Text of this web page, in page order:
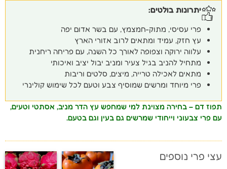
יתרונות בולטים:
פרי עסיסי, מתוק-חמצמץ, עם בשר אדום יפה
עץ חזק, עמיד ומתאים לרוב אזורי הארץ
עלווה ירוקה וצפופה לאורך כל השנה, עם פריחה ריחנית
מתחיל להניב בגיל צעיר ומניב יבול יציב ואיכותי
מתאים לאכילה טרייה, מיצים, סלטים וריבות
פרי מיוחד ומרשים שמוסיף צבע וטעם לכל שימוש קולינרי
תפוז דם – בחירה מצוינת למי שמחפש עץ הדר מניב, אסתטי וטעים,
עם פרי צבעוני וייחודי שמרשים גם בעין וגם בטעם.
עצי פרי נוספים